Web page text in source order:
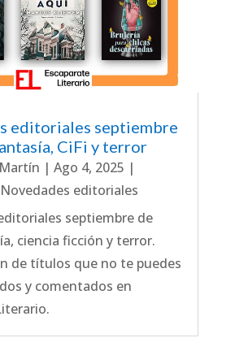
editoriales septiembre
CiFi y terror
| Ago 4, 2025 |
Novedades editoriales
septiembre de
ciencia ficción y terror.
de títulos que no te puedes
y comentados en